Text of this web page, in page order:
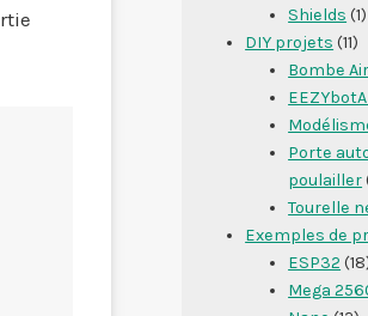
Shields (1)
DIY projets (11)
Bombe
Porte
poulailler
Tourelle
Exemples de
ESP32
Mega